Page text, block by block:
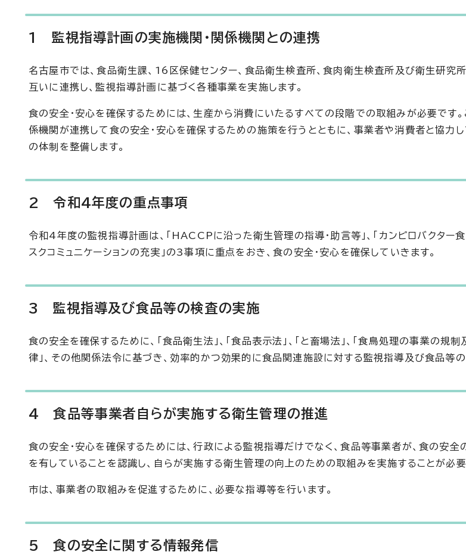
1 監視指導計画の実施機関・関係機関との連携
名古屋市では、食品衛生課、16区保健センター、食品衛生検査所、食肉衛生検査所及び衛生研究所
互いに連携し、監視指導計画に基づく各種事業を実施します。
食の安全・安心を確保するためには、生産から消費にいたるすべての段階での取組みが必要です。
係機関が連携して食の安全・安心を確保するための施策を行うとともに、事業者や消費者と協力
の体制を整備します。
2 令和4年度の重点事項
令和4年度の監視指導計画は、「HACCPに沿った衛生管理の指導・助言等」、「カンピロバクター食
スクコミュニケーションの充実」の3事項に重点をおき、食の安全・安心を確保していきます。
3 監視指導及び食品等の検査の実施
食の安全を確保するために、「食品衛生法」、「食品表示法」、「と畜場法」、「食鳥処理の事業の規
律」、その他関係法令に基づき、効率的かつ効果的に食品関連施設に対する監視指導及び食品等の
4 食品等事業者自らが実施する衛生管理の推進
食の安全・安心を確保するためには、行政による監視指導だけでなく、食品等事業者が、食の安
を有していることを認識し、自らが実施する衛生管理の向上のための取組みを実施することが必要
市は、事業者の取組みを促進するために、必要な指導等を行います。
5 食の安全に関する情報発信